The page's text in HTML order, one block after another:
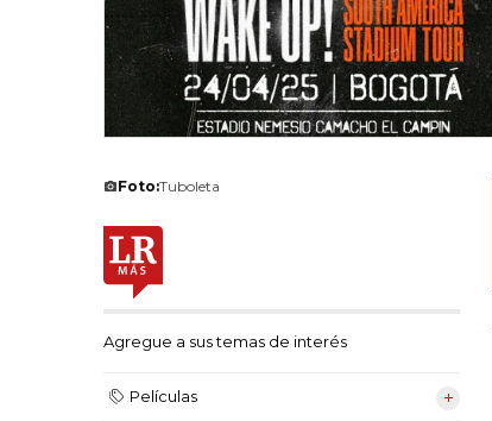
Foto:Tuboleta
Agregue a sus temas de interés
Películas